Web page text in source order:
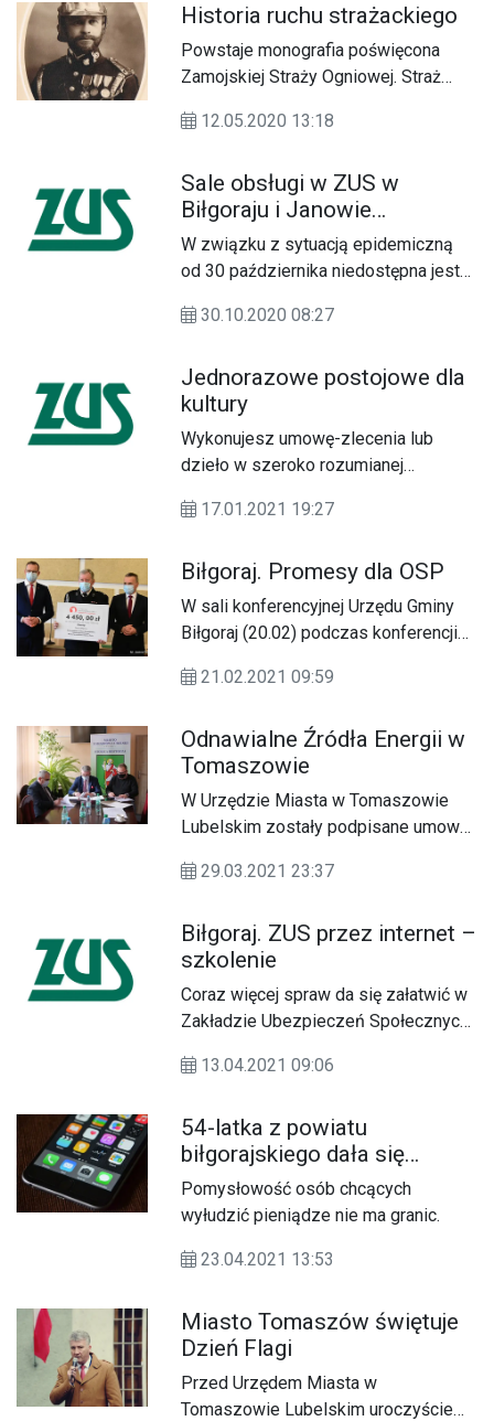
Historia ruchu strażackiego
Powstaje monografia poświęcona
Zamojskiej Straży Ogniowej. Straż
ruchem strażackim.
12.05.2020 13:18
Sale obsługi w ZUS w
Biłgoraju i Janowie
zamknięte [KOREKTA]
W związku z sytuacją epidemiczną
od 30 października niedostępna jest
ZUS w Janowie Lubelskim. Zamknięta
ZUS w Biłgoraju, przy ulicy Kościuszki.
30.10.2020 08:27
Jednorazowe postojowe dla
kultury
Wykonujesz umowę-zlecenia lub
dzieło w szeroko rozumianej
złożyć do Zakładu Ubezpieczeń
dodatkowe świadczenie postojowe.
17.01.2021 19:27
Biłgoraj. Promesy dla OSP
W sali konferencyjnej Urzędu Gminy
Biłgoraj (20.02) podczas konferencji
promesy na sprzęt strażacki dla 11
biłgorajskiego.
21.02.2021 09:59
Odnawialne Źródła Energii w
Tomaszowie
W Urzędzie Miasta w Tomaszowie
Lubelskim zostały podpisane umowy
źródeł energii.
29.03.2021 23:37
Biłgoraj. ZUS przez internet –
szkolenie
Coraz więcej spraw da się załatwić w
Zakładzie Ubezpieczeń Społecznych
zaprasza na internetowe szkolenia
Platformę Usług Elektronicznych
(PUE).
13.04.2021 09:06
54-latka z powiatu
biłgorajskiego dała się
nabrać oszustom
Pomysłowość osób chcących
wyłudzić pieniądze nie ma granic.
23.04.2021 13:53
Miasto Tomaszów świętuje
Dzień Flagi
Przed Urzędem Miasta w
Tomaszowie Lubelskim uroczyście